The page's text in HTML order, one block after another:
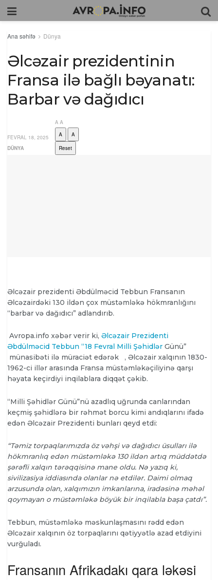
Ana səhifə Dünya
Əlcəzair prezidentinin
Fransa ilə bağlı bəyanatı:
Barbar və dağıdıcı
FEVRAL 18, 2025
DÜNYA
A A
A
A
Reset
Əlcəzair prezidenti Əbdülməcid Tebbun Fransanın
Əlcəzairdəki 130 ildən çox müstəmləkə hökmranlığını
“barbar və dağıdıcı” adlandırıb.
Avropa.info xəbər verir ki, Əlcəzair Prezidenti
Əbdülməcid Tebbun “18 Fevral Milli Şəhidlər Günü”
münasibəti ilə müraciət edərək
, Əlcəzair xalqının 1830-
1962-ci illər arasında Fransa müstəmləkəçiliyinə qarşı
həyata keçirdiyi inqilablara diqqət çəkib.
“Milli Şəhidlər Günü”nü azadlıq uğrunda canlarından
keçmiş şəhidlərə bir rəhmət borcu kimi andıqlarını ifadə
edən Əlcəzair Prezidenti bunları qeyd etdi:
“Təmiz torpaqlarımızda öz vəhşi və dağıdıcı üsulları ilə
hökmranlıq edən müstəmləkə 130 ildən artıq müddətdə
şərəfli xalqın tərəqqisinə mane oldu. Nə yazıq ki,
sivilizasiya iddiasında olanlar nə etdilər. Daimi olmaq
arzusunda olan, xalqımızın imkanlarına, iradəsinə məhəl
qoymayan o müstəmləkə böyük bir inqilabla başa çatdı”.
Tebbun, müstəmləkə məskunlaşmasını rədd edən
Əlcəzair xalqının öz torpaqlarını qətiyyətlə azad etdiyini
vurğuladı.
Fransanın Afrikadakı qara ləkəsi